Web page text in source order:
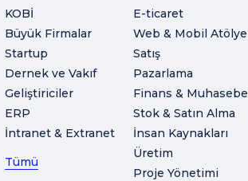
KOBİ
Büyük Firmalar
Startup
Dernek ve Vakıf
Geliştiriciler
ERP
İntranet & Extranet
Tümü
E-ticaret
Web & Mobil Atölye
Satış
Pazarlama
Finans & Muhasebe
Stok & Satın Alma
İnsan Kaynakları
Üretim
Proje Yönetimi